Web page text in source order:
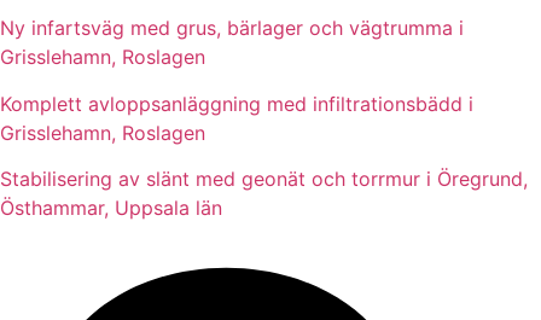
Ny infartsväg med grus, bärlager och vägtrumma i
Grisslehamn, Roslagen
Komplett avloppsanläggning med infiltrationsbädd i
Grisslehamn, Roslagen
Stabilisering av slänt med geonät och torrmur i Öregrund,
Östhammar, Uppsala län